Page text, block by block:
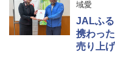
域愛
JALふる
携わっ
売り上